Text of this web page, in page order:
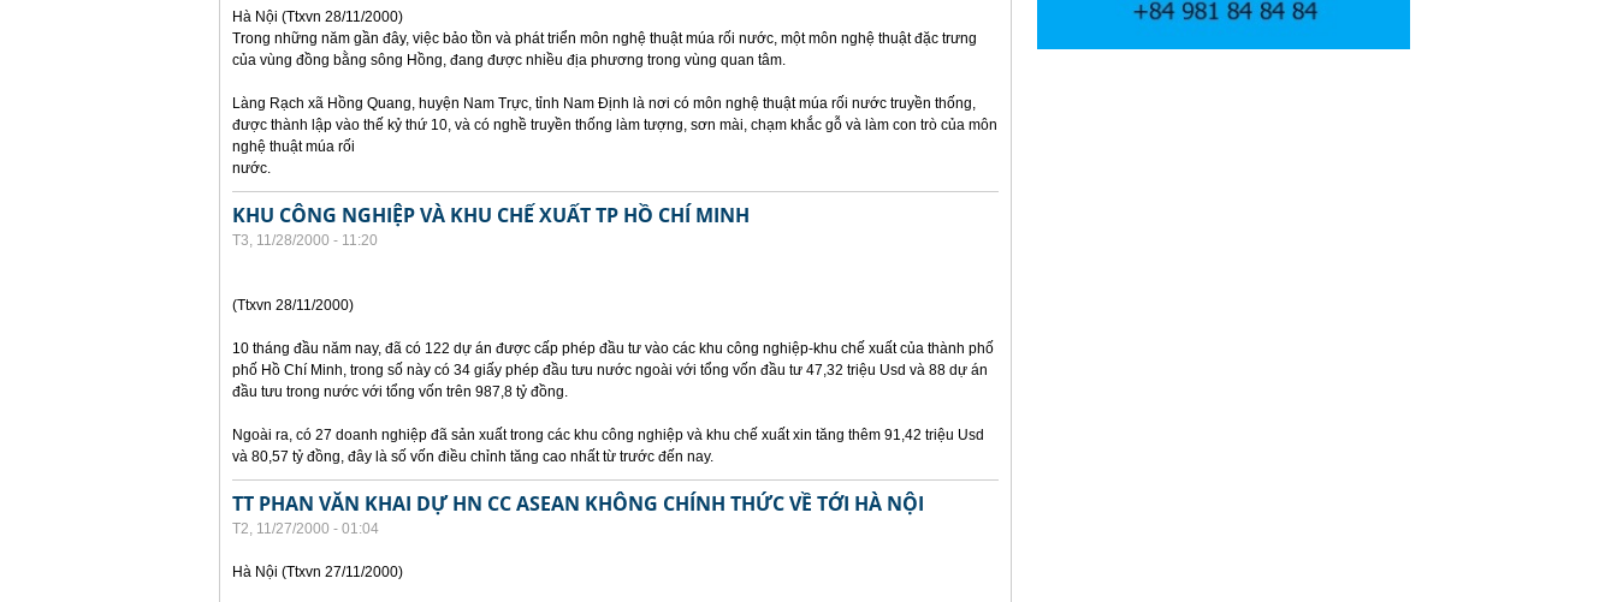
Hà Nội (Ttxvn 28/11/2000)
Trong những năm gần đây, việc bảo tồn và phát triển môn nghệ thuật múa rối nước, một môn nghệ thuật đặc trưng
của vùng đồng bằng sông Hồng, đang được nhiều địa phương trong vùng quan tâm.
Làng Rạch xã Hồng Quang, huyện Nam Trực, tỉnh Nam Định là nơi có môn nghệ thuật múa rối nước truyền thống,
được thành lập vào thế kỷ thứ 10, và có nghề truyền thống làm tượng, sơn mài, chạm khắc gỗ và làm con trò của môn
nghệ thuật múa rối
nước.
KHU CÔNG NGHIỆP VÀ KHU CHẾ XUẤT TP HỒ CHÍ MINH
T3, 11/28/2000 - 11:20
(Ttxvn 28/11/2000)
10 tháng đầu năm nay, đã có 122 dự án được cấp phép đầu tư vào các khu công nghiệp-khu chế xuất của thành phố
phố Hồ Chí Minh, trong số này có 34 giấy phép đầu tưu nước ngoài với tổng vốn đầu tư 47,32 triệu Usd và 88 dự án
đầu tưu trong nước với tổng vốn trên 987,8 tỷ đồng.
Ngoài ra, có 27 doanh nghiệp đã sản xuất trong các khu công nghiệp và khu chế xuất xin tăng thêm 91,42 triệu Usd
và 80,57 tỷ đồng, đây là số vốn điều chỉnh tăng cao nhất từ trước đến nay.
TT PHAN VĂN KHAI DỰ HN CC ASEAN KHÔNG CHÍNH THỨC VỀ TỚI HÀ NỘI
T2, 11/27/2000 - 01:04
Hà Nội (Ttxvn 27/11/2000)